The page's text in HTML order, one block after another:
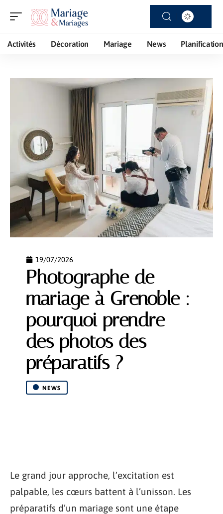
Activités Décoration Mariage News Planification
19/07/2026
Photographe de
mariage à Grenoble :
pourquoi prendre
des photos des
préparatifs ?
NEWS
Le grand jour approche, l’excitation est
palpable, les cœurs battent à l’unisson. Les
préparatifs d’un mariage sont une étape